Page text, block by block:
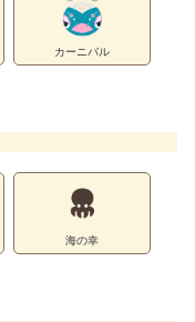
カーニバル
海の幸